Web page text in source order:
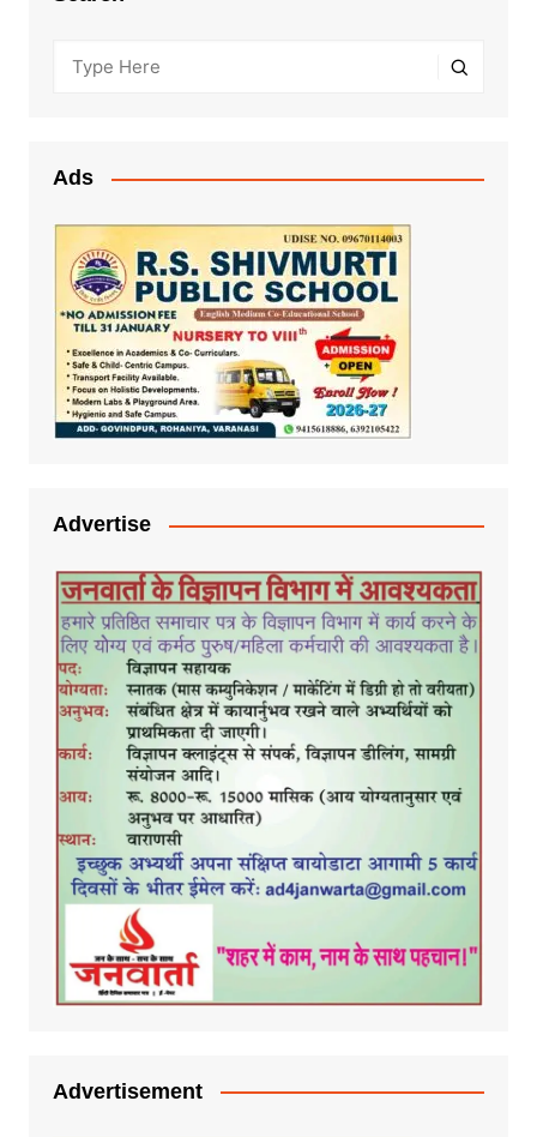
Ads
Advertise
Advertisement